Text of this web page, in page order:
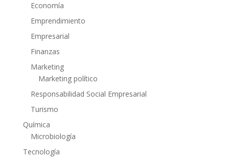
Economía
Emprendimiento
Empresarial
Finanzas
Marketing
Marketing político
Responsabilidad Social Empresarial
Turismo
Química
Microbiología
Tecnología